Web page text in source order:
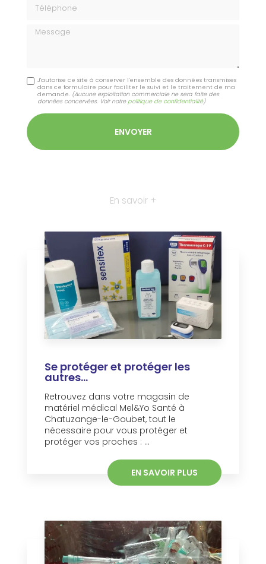
Message
J'autorise ce site à conserver l'ensemble des données transmises
dans ce formulaire pour faciliter le suivi et le traitement de ma
demande. (Aucune exploitation commerciale ne sera faite des
données concervées. Voir notre politique de confidentialité)
En savoir +
Se protéger et protéger les
autres...
Retrouvez dans votre magasin de
matériel médical Mel&Yo Santé à
Chatuzange-le-Goubet, tout le
nécessaire pour vous protéger et
protéger vos proches : ...
EN SAVOIR PLUS